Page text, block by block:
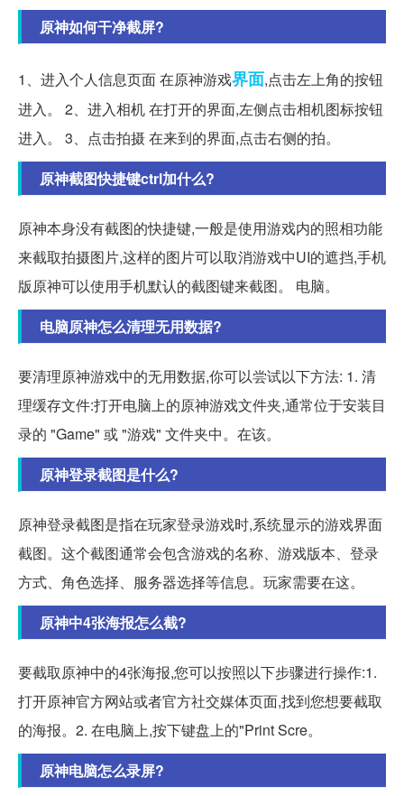
原神如何干净截屏?
1、进入个人信息页面 在原神游戏界面,点击左上角的按钮
进入。 2、进入相机 在打开的界面,左侧点击相机图标按钮
进入。 3、点击拍摄 在来到的界面,点击右侧的拍。
原神截图快捷键ctrl加什么?
原神本身没有截图的快捷键,一般是使用游戏内的照相功能
来截取拍摄图片,这样的图片可以取消游戏中UI的遮挡,手机
版原神可以使用手机默认的截图键来截图。 电脑。
电脑原神怎么清理无用数据?
要清理原神游戏中的无用数据,你可以尝试以下方法: 1. 清
理缓存文件:打开电脑上的原神游戏文件夹,通常位于安装目
录的 "Game" 或 "游戏" 文件夹中。在该。
原神登录截图是什么?
原神登录截图是指在玩家登录游戏时,系统显示的游戏界面
截图。这个截图通常会包含游戏的名称、游戏版本、登录
方式、角色选择、服务器选择等信息。玩家需要在这。
原神中4张海报怎么截?
要截取原神中的4张海报,您可以按照以下步骤进行操作:1.
打开原神官方网站或者官方社交媒体页面,找到您想要截取
的海报。2. 在电脑上,按下键盘上的"Print Scre。
原神电脑怎么录屏?